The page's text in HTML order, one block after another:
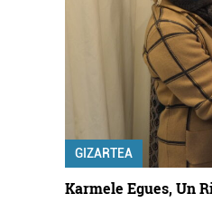
GIZARTEA
Karmele Egues, Un